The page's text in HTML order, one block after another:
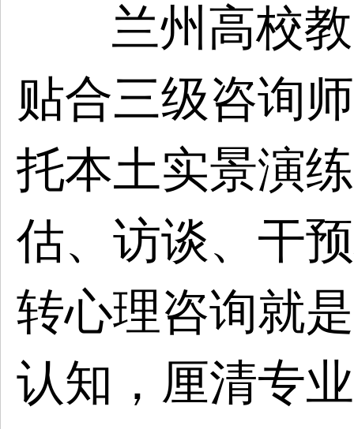
兰州高校
贴合三级咨询
托本土实景演
估、访谈、干
转心理咨询就
认知，厘清专